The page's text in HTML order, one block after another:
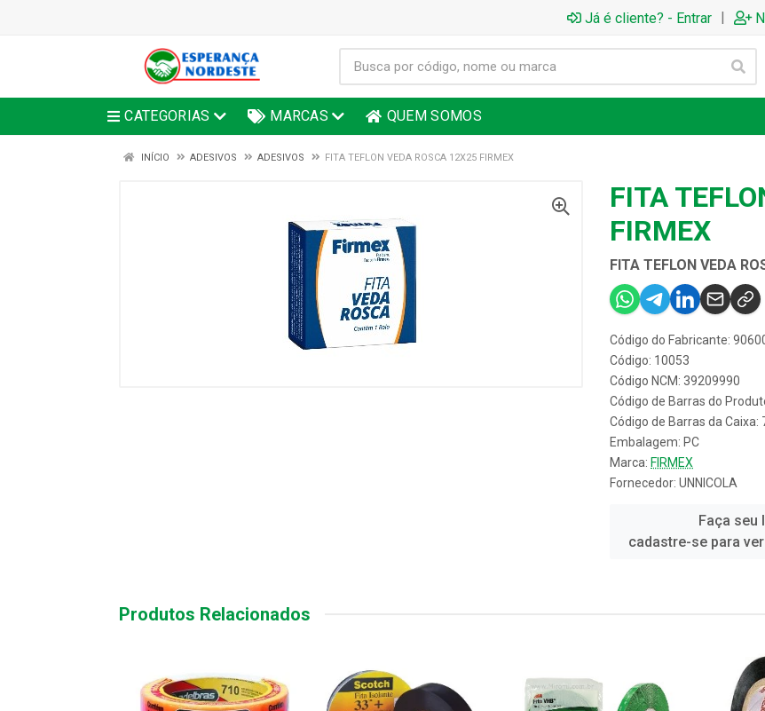
Já é cliente? - Entrar |
CATEGORIAS MARCAS QUEM SOMOS
INÍCIO ADESIVOS ADESIVOS FITA TEFLON VEDA ROSCA 12X25 FIRMEX
FITA
FIRMEX
FITA TEFLON VEDA
Código do Fabricante:
Código: 10053
Código NCM: 39209990
Código de Barras do
Código de Barras da
Embalagem: PC
Marca: FIRMEX
Fornecedor: UNNICOLA
Faça seu
cadastre-se para
Produtos Relacionados